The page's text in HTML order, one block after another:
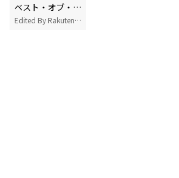
ベスト・オブ・声優ソングス(男性編)
Edited By Rakuten Music